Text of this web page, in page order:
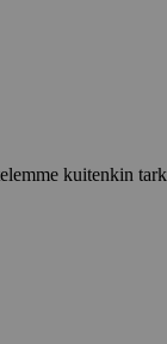
kuitenkin